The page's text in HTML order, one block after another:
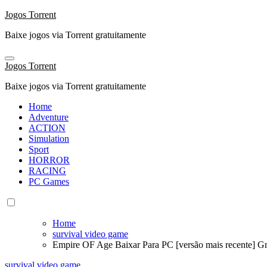
Skip
content
Jogos Torrent
Baixe jogos via Torrent gratuitamente
Jogos Torrent
Baixe jogos via Torrent gratuitamente
Home
Adventure
ACTION
Simulation
Sport
HORROR
RACING
PC Games
Home
survival video game
Empire OF Age Baixar Para PC [versão mais recente]
survival video game